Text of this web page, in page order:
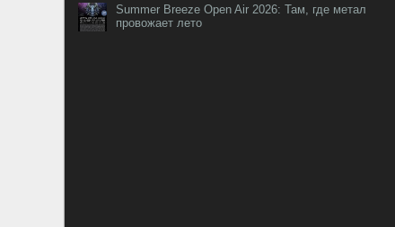
Summer Breeze Open Air 2026: Там, где метал
провожает лето